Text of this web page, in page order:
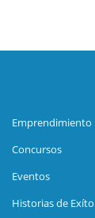
Emprendimiento
Concursos
Eventos
Historias de Exíto